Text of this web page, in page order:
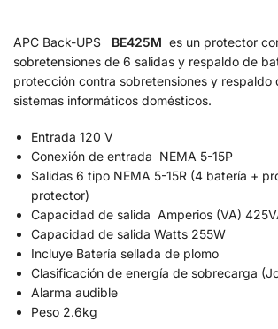
APC Back-UPS BE425M es un protector
sobretensiones de 6 salidas y respaldo de
protección contra sobretensiones y respaldo
sistemas informáticos domésticos.
Entrada 120 V
Conexión de entrada NEMA 5-15P
Salidas 6 tipo NEMA 5-15R (4 batería +
protector)
Capacidad de salida Amperios (VA)
Capacidad de salida Watts 255W
Incluye Batería sellada de plomo
Clasificación de energía de sobrecarga
Alarma audible
Peso 2.6kg